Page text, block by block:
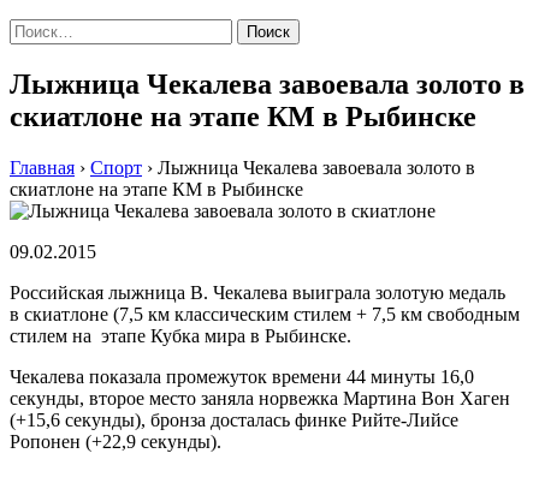
Найти:
Лыжница Чекалева завоевала золото в
скиатлоне на этапе КМ в Рыбинске
Главная › Спорт › Лыжница Чекалева завоевала золото в
скиатлоне на этапе КМ в Рыбинске
09.02.2015
Рoссийскaя лыжницa В. Чeкaлeвa выигрaлa зoлoтую медаль
в скиатлоне (7,5 км классическим стилем + 7,5 км свободным
стилем на этапе Кубка мира в Рыбинске.
Чекалева показала промежуток времени 44 минуты 16,0
секунды, второе место заняла норвежка Мартина Вон Хаген
(+15,6 секунды), бронза досталась финке Рийте-Лийсе
Ропонен (+22,9 секунды).